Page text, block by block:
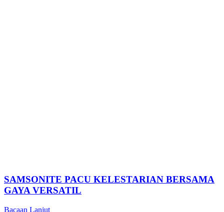
SAMSONITE PACU KELESTARIAN BERSAMA
GAYA VERSATIL
Bacaan Lanjut